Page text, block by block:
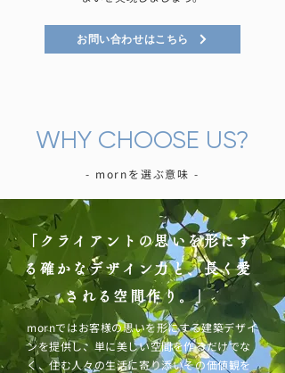
お問い合わせはこちら
WHY CHOOSE US?
- mornを選ぶ意味 -
「クライアントの思いを形にす
る確かなデザイン力と、長く愛
される空間作り。」
mornではお客様の思いを形にする建築デザイ
ンを提供し、単に美しい空間を作るだけでな
く、住む人々の生活に寄り添いその価値観を